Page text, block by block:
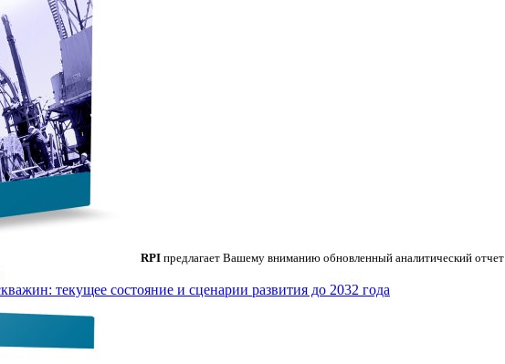
RPI предлагает Вашему вниманию обновленный аналитический отчет
текущее состояние и сценарии развития до 2032 года